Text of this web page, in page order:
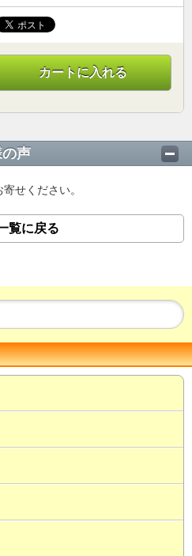
カートに入れる
声
せください。
覧に戻る